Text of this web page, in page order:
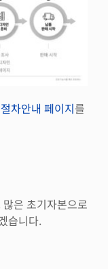
절차안내 페이지를
은 초기자본으로
습니다.